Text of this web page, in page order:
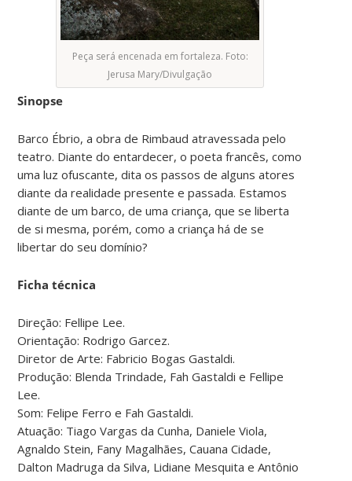
Peça será encenada em fortaleza. Foto:
Jerusa Mary/Divulgação
Sinopse
Barco Ébrio, a obra de Rimbaud atravessada pelo
teatro. Diante do entardecer, o poeta francês, como
uma luz ofuscante, dita os passos de alguns atores
diante da realidade presente e passada. Estamos
diante de um barco, de uma criança, que se liberta
de si mesma, porém, como a criança há de se
libertar do seu domínio?
Ficha técnica
Direção: Fellipe Lee.
Orientação: Rodrigo Garcez.
Diretor de Arte: Fabricio Bogas Gastaldi.
Produção: Blenda Trindade, Fah Gastaldi e Fellipe
Lee.
Som: Felipe Ferro e Fah Gastaldi.
Atuação: Tiago Vargas da Cunha, Daniele Viola,
Agnaldo Stein, Fany Magalhães, Cauana Cidade,
Dalton Madruga da Silva, Lidiane Mesquita e Antônio